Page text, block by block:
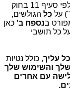
יודגש, שהשב"כ משתמש בצווים, שהוא מוציא לפי סעיף 11 בחוק
על כל הגולשים,
בנספח ב' כאן
כל תושבי
עליך, כולל נטיות
שלך והשימוש שלך
עם אחרים